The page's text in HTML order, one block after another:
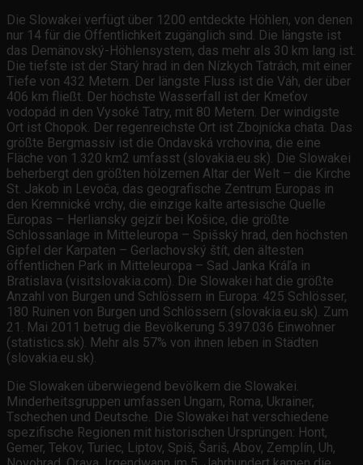
Die Slowakei verfügt über 1200 entdeckte Höhlen, von denen
nur 14 für die Öffentlichkeit zugänglich sind. Die längste ist
das Demänovský-Höhlensystem, das mehr als 30 km lang ist.
Die tiefste ist der Starý hrad in den Nízkych Tatrách, mit einer
Tiefe von 432 Metern. Der längste Fluss ist die Váh, der über
406 km fließt. Der höchste Wasserfall ist der Kmeťov
vodopád in den Vysoké Tatry, mit 80 Metern. Der windigste
Ort ist Chopok. Der regenreichste Ort ist Zbojnícka chata. Das
größte Bergmassiv ist die Ondavská vrchovina, die eine
Fläche von 1.320 km2 umfasst (slovakia.eu.sk). Die Slowakei
beherbergt den größten hölzernen Altar der Welt – die Kirche
St. Jakob in Levoča, das geografische Zentrum Europas in
den Kremnické vrchy, die einzige kalte artesische Quelle
Europas – Herliansky gejzír bei Košice, die größte
Schlossanlage in Mitteleuropa – Spišský hrad, den höchsten
Gipfel der Karpaten – Gerlachovský štít, den ältesten
öffentlichen Park in Mitteleuropa – Sad Janka Kráľa in
Bratislava (visitslovakia.com). Die Slowakei hat die größte
Anzahl von Burgen und Schlössern in Europa: 425 Schlösser,
180 Ruinen von Burgen und Schlössern (slovakia.eu.sk). Zum
21. Mai 2011 betrug die Bevölkerung 5.397.036 Einwohner
(statistics.sk). Mehr als 57% von ihnen leben in Städten
(slovakia.eu.sk).
Die Slowaken überwiegend bevölkern die Slowakei.
Minderheitsgruppen umfassen Ungarn, Roma, Ukrainer,
Tschechen und Deutsche. Die Slowakei hat verschiedene
spezifische Regionen mit historischen Ursprüngen: Hont,
Gemer, Tekov, Turiec, Liptov, Spiš, Šariš, Abov, Zemplín, Uh,